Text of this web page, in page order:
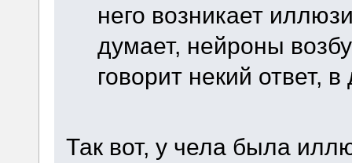
него возникает
думает, нейроны
говорит некий ответ,
Так вот, у чела была